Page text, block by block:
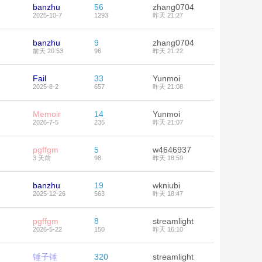
banzhu
2025-10-7
56
1293
zhang0704
昨天 21:27
banzhu
前天 20:53
9
96
zhang0704
昨天 21:22
Fail
2025-8-2
33
657
Yunmoi
昨天 21:08
Memoir
2026-7-5
14
235
Yunmoi
昨天 21:07
pgffgm
3 天前
5
98
w4646937
昨天 18:59
banzhu
2025-12-26
19
563
wkniubi
昨天 18:47
pgffgm
2026-5-22
8
150
streamlight
昨天 16:10
锤子锤 320 streamlight